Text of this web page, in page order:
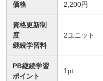
価格 2,200円
資格更新制
度
継続学習料
2ユニット
PB継続学習
ポイント
1 pt